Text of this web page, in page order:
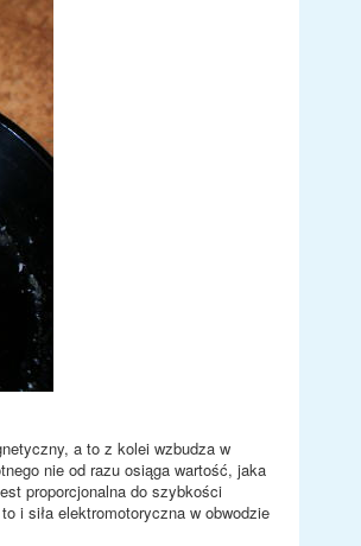
a to z kolei wzbudza w
nie od razu osiąga wartość, jaka
proporcjonalna do szybkości
i siła elektromotoryczna w obwodzie